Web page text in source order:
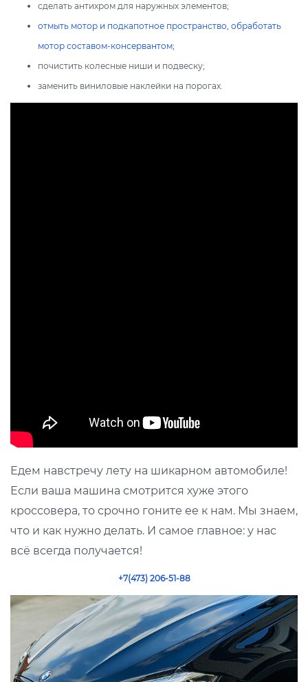
сделать антихром для наружных элементов;
отмыть мотор и подкапотное пространство, обработать
мотор составом-консервантом;
почистить колесные ниши и подвеску;
заменить виниловые наклейки на порогах.
Едем навстречу лету на шикарном автомобиле!
Если ваша машина смотрится хуже этого
кроссовера, то срочно гоните ее к нам. Мы знаем,
что и как нужно делать. И самое главное: у нас
всё всегда получается!
+7(473) 206-51-88